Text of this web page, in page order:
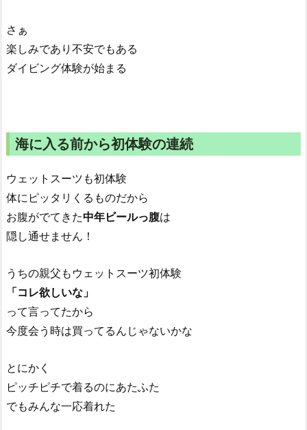
さぁ
楽しみであり不安でもある
ダイビング体験が始まる
海に入る前から初体験の連続
ウェットスーツも初体験
体にピッタリくるものだから
お腹がでてきた中年ビールっ腹は
隠し通せません！
うちの親父もウェットスーツ初体験
「コレ欲しいな」
って言ってたから
今度会う時は買ってるんじゃないかな
とにかく
ピッチピチで着るのにあたふた
でもみんな一応着れた